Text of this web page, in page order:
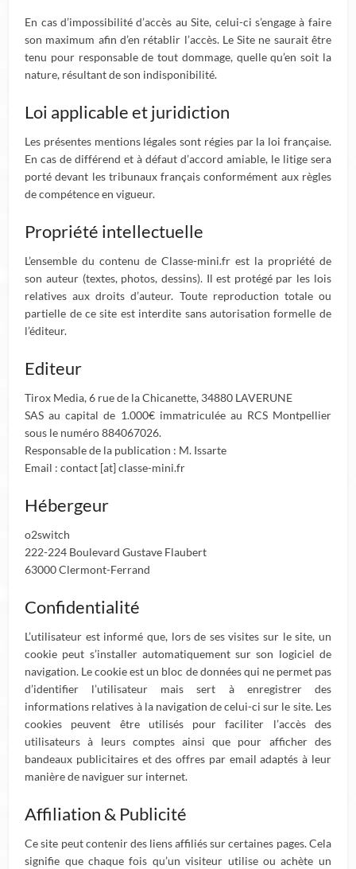
En cas d’impossibilité d’accès au Site, celui-ci s’engage à faire
son maximum afin d’en rétablir l’accès. Le Site ne saurait être
tenu pour responsable de tout dommage, quelle qu’en soit la
nature, résultant de son indisponibilité.
Loi applicable et juridiction
Les présentes mentions légales sont régies par la loi française.
En cas de différend et à défaut d’accord amiable, le litige sera
porté devant les tribunaux français conformément aux règles
de compétence en vigueur.
Propriété intellectuelle
L’ensemble du contenu de Classe-mini.fr est la propriété de
son auteur (textes, photos, dessins). Il est protégé par les lois
relatives aux droits d’auteur. Toute reproduction totale ou
partielle de ce site est interdite sans autorisation formelle de
l’éditeur.
Editeur
Tirox Media, 6 rue de la Chicanette, 34880 LAVERUNE
SAS au capital de 1.000€ immatriculée au RCS Montpellier
sous le numéro 884067026.
Responsable de la publication : M. Issarte
Email : contact [at] classe-mini.fr
Hébergeur
o2switch
222-224 Boulevard Gustave Flaubert
63000 Clermont-Ferrand
Confidentialité
L’utilisateur est informé que, lors de ses visites sur le site, un
cookie peut s’installer automatiquement sur son logiciel de
navigation. Le cookie est un bloc de données qui ne permet pas
d’identifier l’utilisateur mais sert à enregistrer des
informations relatives à la navigation de celui-ci sur le site. Les
cookies peuvent être utilisés pour faciliter l’accès des
utilisateurs à leurs comptes ainsi que pour afficher des
bandeaux publicitaires et des offres par email adaptés à leur
manière de naviguer sur internet.
Affiliation & Publicité
Ce site peut contenir des liens affiliés sur certaines pages. Cela
signifie que chaque fois qu’un visiteur utilise ou achète un